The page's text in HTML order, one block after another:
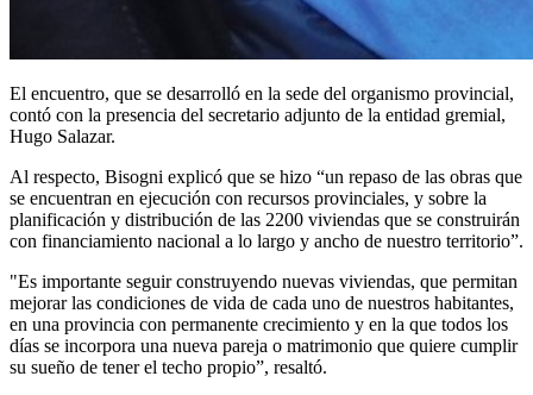
El encuentro, que se desarrolló en la sede del organismo provincial,
contó con la presencia del secretario adjunto de la entidad gremial,
Hugo Salazar.
Al respecto, Bisogni explicó que se hizo “un repaso de las obras que
se encuentran en ejecución con recursos provinciales, y sobre la
planificación y distribución de las 2200 viviendas que se construirán
con financiamiento nacional a lo largo y ancho de nuestro territorio”.
"Es importante seguir construyendo nuevas viviendas, que permitan
mejorar las condiciones de vida de cada uno de nuestros habitantes,
en una provincia con permanente crecimiento y en la que todos los
días se incorpora una nueva pareja o matrimonio que quiere cumplir
su sueño de tener el techo propio”, resaltó.